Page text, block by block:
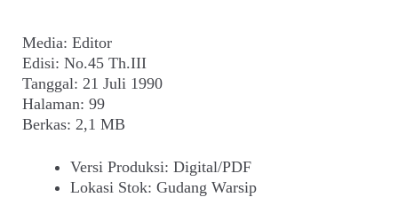
Media: Editor
Edisi: No.45 Th.III
Tanggal: 21 Juli 1990
Halaman: 99
Berkas: 2,1 MB
Versi Produksi: Digital/PDF
Lokasi Stok: Gudang Warsip